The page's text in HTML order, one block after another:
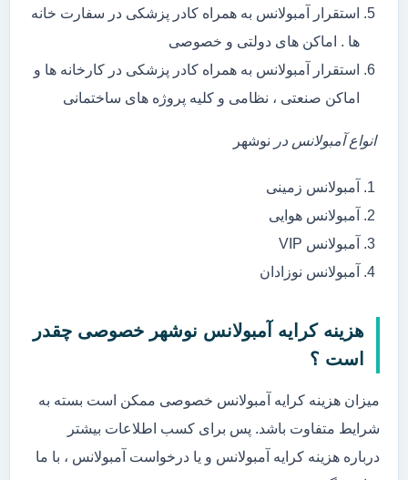
استقرار آمبولانس به همراه کادر پزشکی در سفارت خانه
ها . اماکن های دولتی و خصوصی
استقرار آمبولانس به همراه کادر پزشکی در کارخانه ها و
اماکن صنعتی ، نظامی و کلیه پروژه های ساختمانی
انواع آمبولانس در نوشهر
آمبولانس زمینی
آمبولانس هوایی
آمبولانس VIP
آمبولانس نوزادان
هزینه کرایه آمبولانس نوشهر خصوصی چقدر
است ؟
میزان هزینه کرایه آمبولانس خصوصی ممکن است بسته به
شرایط متفاوت باشد. پس برای کسب اطلاعات بیشتر
درباره هزینه کرایه آمبولانس و یا درخواست آمبولانس ، با ما